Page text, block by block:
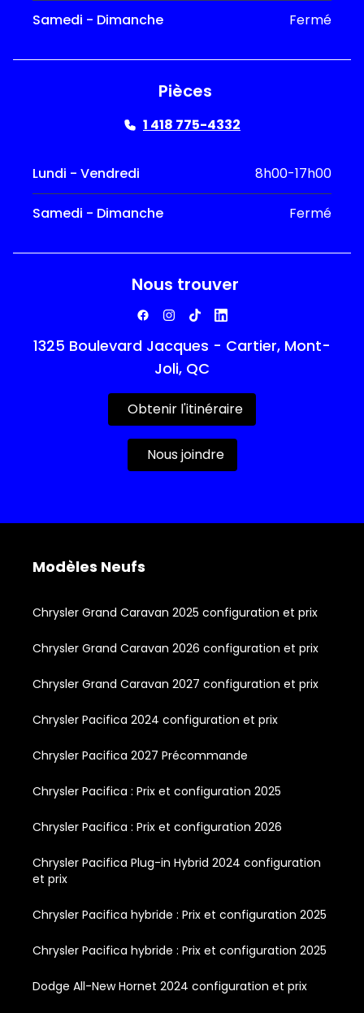
Samedi - Dimanche Fermé
Pièces
1 418 775-4332
Lundi - Vendredi 8h00-17h00
Samedi - Dimanche Fermé
Nous trouver
1325 Boulevard Jacques - Cartier, Mont-
Joli, QC
Obtenir l'itinéraire
Nous joindre
Modèles Neufs
Chrysler Grand Caravan 2025 configuration et prix
Chrysler Grand Caravan 2026 configuration et prix
Chrysler Grand Caravan 2027 configuration et prix
Chrysler Pacifica 2024 configuration et prix
Chrysler Pacifica 2027 Précommande
Chrysler Pacifica : Prix et configuration 2025
Chrysler Pacifica : Prix et configuration 2026
Chrysler Pacifica Plug-in Hybrid 2024 configuration
et prix
Chrysler Pacifica hybride : Prix et configuration 2025
Chrysler Pacifica hybride : Prix et configuration 2025
Dodge All-New Hornet 2024 configuration et prix